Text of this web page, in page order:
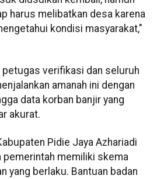
harus melibatkan desa karena
kondisi masyarakat,"
petugas verifikasi dan seluruh
amanah ini dengan
data korban banjir yang
akurat.
Pidie Jaya Azhariadi
pemerintah memiliki skema
yang berlaku. Bantuan badan